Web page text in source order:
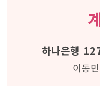
하나은행
이동